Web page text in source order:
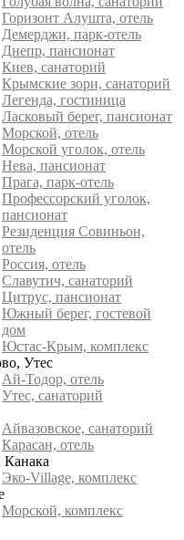
Горизонт Алушта, отель
Демерджи, парк-отель
Днепр, пансионат
Киев, санаторий
Крымские зори, санаторий
Легенда, гостиница
Ласковый берег, пансионат
Морской, отель
Морской уголок, отель
Нева, пансионат
Прага, парк-отель
Профессорский уголок,
пансионат
Резиденция Совиньон,
отель
Россия, отель
Славутич, санаторий
Цитрус, пансионат
Южный берег, гостевой
дом
Юстас-Крым, комплекс
Утес
Ай-Тодор, отель
Утес, санаторий
Айвазовское, санаторий
Карасан, отель
Канака
Эко-Village, комплекс
Морской, комплекс